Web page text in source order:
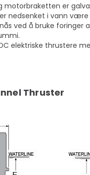
er
nedsenket i vann
ved å bruke
elektriske thrustere
Thruster